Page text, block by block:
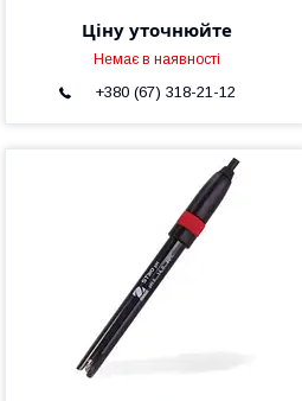
Ціну уточнюйте
Немає в наявності
+380 (67) 318-21-12